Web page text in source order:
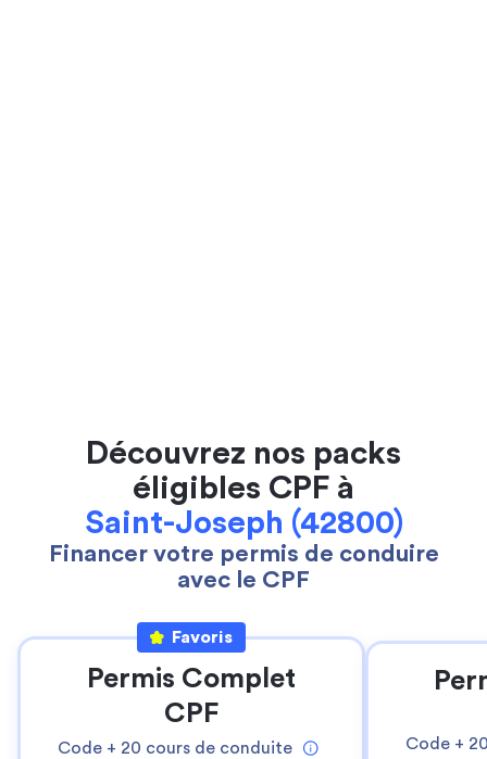
Découvrez nos packs
éligibles CPF à
Saint-Joseph (42800)
Financer votre permis de conduire
avec le CPF
Favoris
Permis Complet
CPF
Code + 20 cours de conduite
Code +